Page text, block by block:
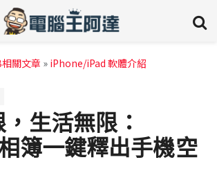
關文章 » iPhone/iPad 軟體介紹
生活無限：
簿一鍵釋出手機空